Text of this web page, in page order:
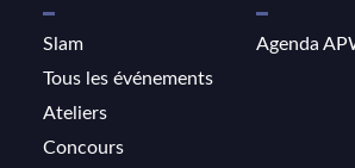
Slam
Tous les événements
Ateliers
Concours
Agenda